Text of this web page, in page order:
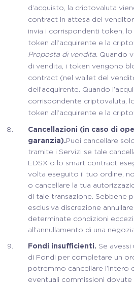
d’acquisto, la criptovaluta
contract in attesa del
invia i corrispondenti token,
token all’acquirente e la
Proposta di vendita.
Quando
di vendita, i token vengono
contract (nel wallet del
dell’acquirente. Quando
corrispondente criptovaluta,
token all’acquirente e la
Cancellazioni (in caso di
garanzia). Puoi cancellare
tramite i Servizi se tale
EDSX o lo smart contract
volta eseguito il tuo ordine,
o cancellare la tua
di tale transazione. Sebbene
esclusiva discrezione
determinate condizioni
all’annullamento di una
Fondi insufficienti. Se
di Fondi per completare un
potremmo cancellare l’intero
eventuali commissioni dovute